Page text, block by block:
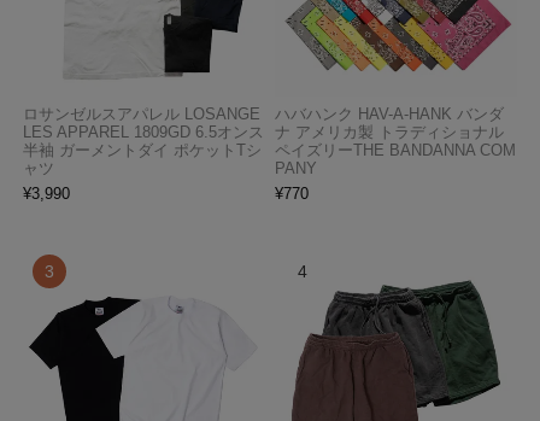
ロサンゼルスアパレル LOSANGE
LES APPAREL 1809GD 6.5オンス
半袖 ガーメントダイ ポケットTシ
ャツ
¥3,990
ハバハンク HAV-A-HANK バンダ
ナ アメリカ製 トラディショナル
ペイズリーTHE BANDANNA COM
PANY
¥770